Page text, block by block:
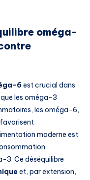
oméga-
6est crucial dans
que les oméga-3
les oméga-6,
favorisent
moderne est
3. Ce déséquilibre
et, par extension,